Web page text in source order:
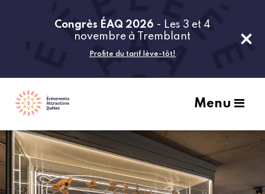
Congrès ÉAQ 2026 - Les 3 et 4
novembre à Tremblant
Profite du tarif lève-tôt!
Menu